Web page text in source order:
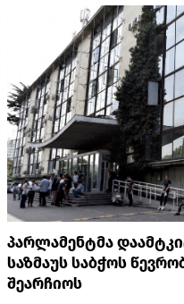
პარლამენტმა
საზმაუს საბჭოს
შეარჩიოს